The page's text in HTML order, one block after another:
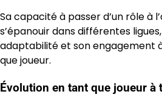
Sa capacité à passer d’un rôle à
s’épanouir dans différentes
adaptabilité et son engagement
que joueur.
Évolution en tant que joueur à